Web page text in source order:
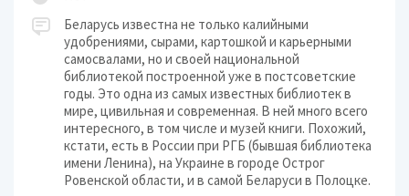
Беларусь известна не только калийными
удобрениями, сырами, картошкой и карьерными
самосвалами, но и своей национальной
библиотекой построенной уже в постсоветские
годы. Это одна из самых известных библиотек в
мире, цивильная и современная. В ней много всего
интересного, в том числе и музей книги. Похожий,
кстати, есть в России при РГБ (бывшая библиотека
имени Ленина), на Украине в городе Острог
Ровенской области, и в самой Беларуси в Полоцке.